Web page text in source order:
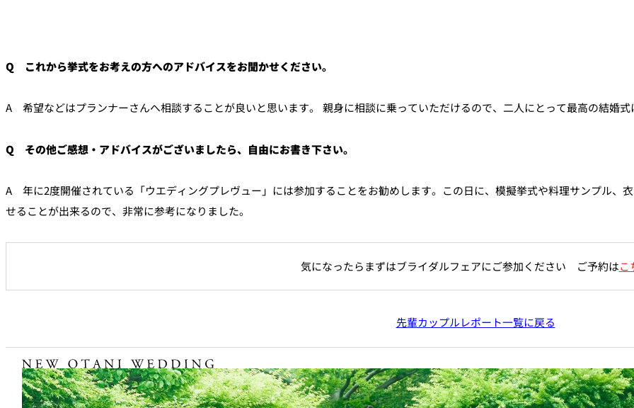
Q これから挙式をお考えの方へのアドバイスをお聞かせください。
A 希望などはプランナーさんへ相談することが良いと思います。 親身に相談に乗っていただけるので、二人にとって最高の結婚
Q その他ご感想・アドバイスがございましたら、自由にお書き下さい。
A 年に2度開催されている「ウエディングプレヴュー」には参加することをお勧めします。この日に、模擬挙式や料理サンプル、
せることが出来るので、非常に参考になりました。
気になったらまずはブライダルフェアにご参加ください ご予約はこ
先輩カップルレポート一覧に戻る